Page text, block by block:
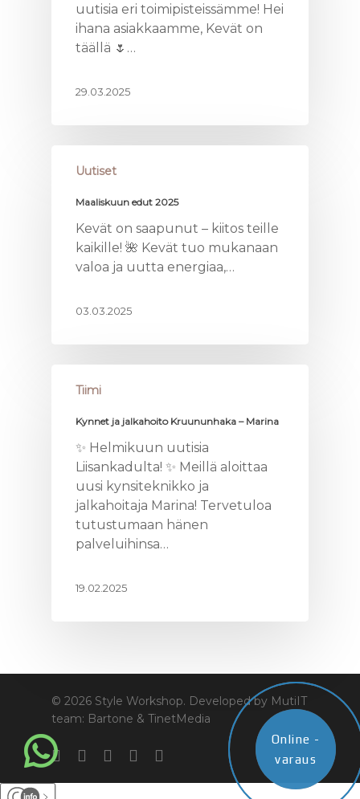
uutisia eri toimipisteissämme! Hei
ihana asiakkaamme, Kevät on
täällä 🌷…
29.03.2025
Uutiset
Maaliskuun edut 2025
Kevät on saapunut – kiitos teille
kaikille! 🌺 Kevät tuo mukanaan
valoa ja uutta energiaa,…
03.03.2025
Tiimi
Kynnet ja jalkahoito Kruununhaka – Marina
✨ Helmikuun uutisia
Liisankadulta! ✨ Meillä aloittaa
uusi kynsiteknikko ja
jalkahoitaja Marina! Tervetuloa
tutustumaan hänen
palveluihinsa…
19.02.2025
© 2026 Style Workshop. Developed by MutiIT
team: Bartone & TinetMedia
Online -
varaus
Online -
varaus